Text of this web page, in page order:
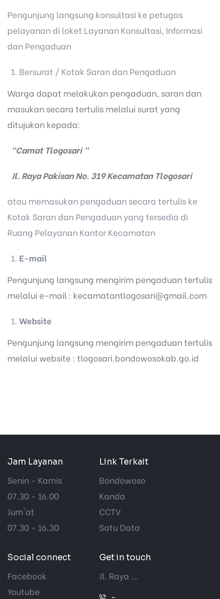
Pengunjung langsung konsultasi ke petugas
pelayanan di loket Layanan Konsultasi, Informasi
dan Pengaduan
Bersurat / Kotak Saran dan Pengaduan
Warga dapat melakukan pengaduan, saran dan
masukan secara tertulis melalui surat yang
ditujukan kepada:
"Camat Tlogosari "
Jl. Raya Pakisan No. 319 Kecamatan Tlogosari
atau memasukan pengaduan secara tertulis ke
Kotak Saran dan Pengaduan yang tersedia di
Ruang Pelayanan Kantor Kecamatan
E-mail
Pengunjung langsung mengirim pengaduan tertulis
melalui e-mail : kecamatantlogosari@gmail.com
Website
Pengunjung langsung mengirim pengaduan tertulis
melalui website : tlogosari.bondowosokab.go.id
Jam Layanan
Senin - Kamis
07.30 - 16.00
Jum'at
07.30 - 16.30
Link Terkait
Bondowoso
Kanda
CCTV
Satu Data
Social connect
Facebook
Youtube
Get in touch
Jl. Raya ...
-